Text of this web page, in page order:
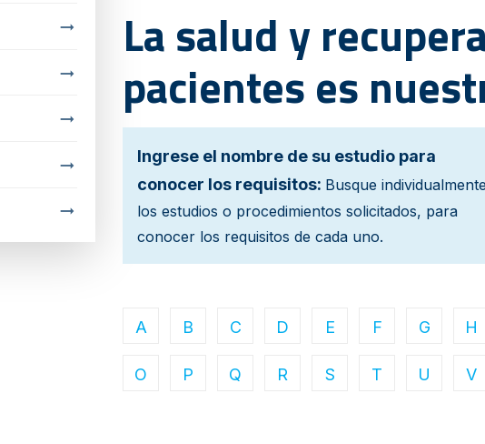
La salud y
pacientes es
Ingrese el nombre de su estudio para
conocer los requisitos: Busque individualmente
los estudios o procedimientos solicitados, para
conocer los requisitos de cada uno.
A B C D E F G H
O P Q R S T U V